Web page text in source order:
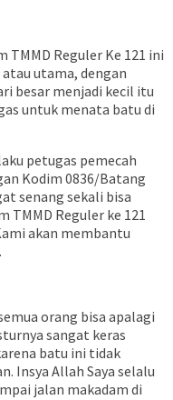
TMMD Reguler Ke 121 ini
utama, dengan
besar menjadi kecil itu
untuk menata batu di
petugas pemecah
Kodim 0836/Batang
senang sekali bisa
TMMD Reguler ke 121
akan membantu
orang bisa apalagi
sangat keras
batu ini tidak
Insya Allah Saya selalu
jalan makadam di